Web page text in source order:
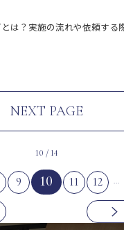
は？実施の流れや依頼する
NEXT PAGE
10 / 14
9 10 11 12 ...